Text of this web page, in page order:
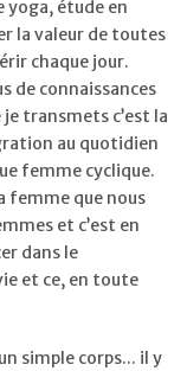
yoga, étude en
la valeur de toutes
chaque jour.
de connaissances
transmets c’est la
au quotidien
femme cyclique.
femme que nous
et c’est en
dans le
et ce, en toute
simple corps... il y